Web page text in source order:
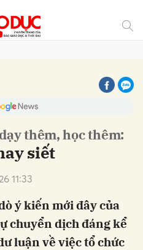
thêm, học thêm:
siết
11:33
ý kiến mới đây của
chuyển dịch đáng kể
luận về việc tổ chức
Gửi